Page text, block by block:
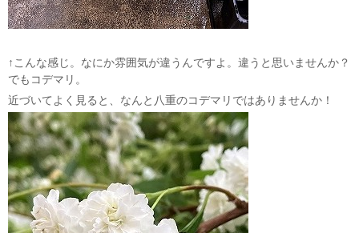
↑こんな感じ。なにか雰囲気が違うんですよ。違うと思いませんか？
でもコデマリ。
近づいてよく見ると、なんと八重のコデマリではありませんか！